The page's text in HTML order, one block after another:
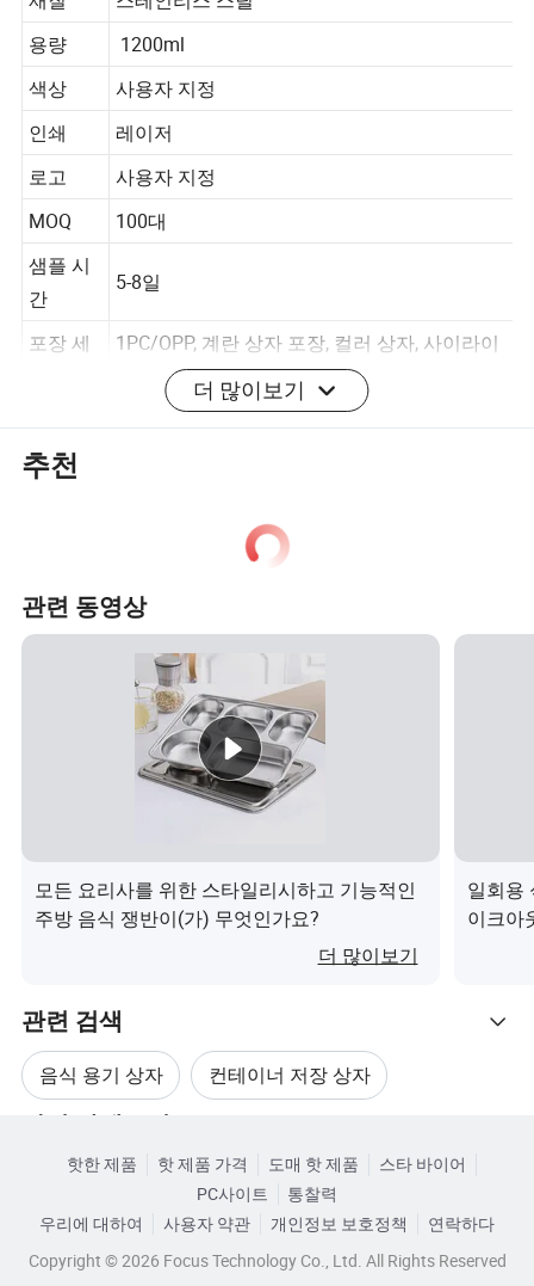
재질
스테인리스 스틸
용량
1200ml
색상
사용자 지정
인쇄
레이저
로고
사용자 지정
MOQ
샘플 시
간
1PC/OPP, 계란 상자 포장, 컬러 상자, 사이라이
너, 브라운 박스, 30PCS/CTN
지불 기
간
Q: 거래하는 회사입니까, 아니면 제조사입니까?
A: 우리는 공장입니다.
Q: 배송 시간은 얼마나 됩니까?
Q: 샘플을 제공하십니까? 무료 또는 추가 입니까?
A: 예, 샘플을 무료로 제공할 수 있지만 운송 비용은 지불하
Q: 지불 조건은 무엇입니까?
T/T, 선급 전 잔액.
A: 유리병에 로고: 데칼MOQ 는 200개
더 많이보기
추천
관련 동영상
모든 요리사를 위한 스타일리시하고 기능적인
주방 음식 쟁반이(가) 무엇인가요?
더 많이보기
일회용
이크아
관련 검색
음식 용기 상자 컨테이너 저장 상자
일회용 도시락 용기 음식용 도시락
카테고리로 찾아보기
핫한 제품 핫 제품 가격 도매 핫 제품
스타 바이어
PC사이트
통찰력
우리에 대하여
사용자 약관 개인정보 보호정책
연락하다
Copyright © 2026 Focus Technology Co., Ltd. All Rights Reserved